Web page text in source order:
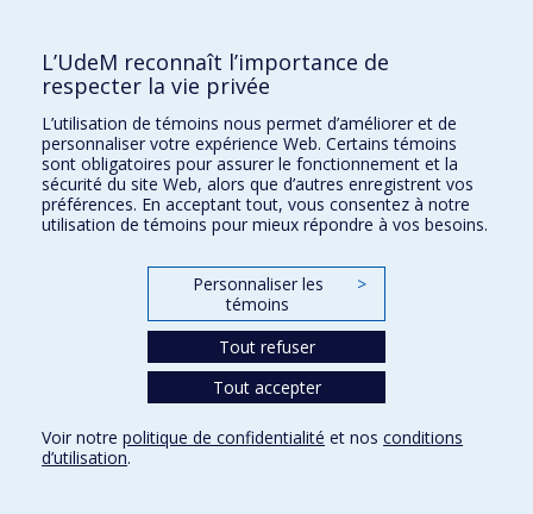
Comment soutenir le Département?
BESOIN D'AIDE?
Plan du site
Signaler une erreur
Accessibilité
FACULTÉ DES ARTS ET DES SCIENCES
Nos départements et écoles
Conditions d’utilisation
L’UdeM reconnaît l’importance de
respecter la vie privée
L’utilisation de témoins nous permet d’améliorer et de
personnaliser votre expérience Web. Certains témoins
sont obligatoires pour assurer le fonctionnement et la
sécurité du site Web, alors que d’autres enregistrent vos
préférences. En acceptant tout, vous consentez à notre
utilisation de témoins pour mieux répondre à vos besoins.
Personnaliser les
témoins
>
Tout refuser
Tout accepter
Voir notre politique de confidentialité et nos conditions
d’utilisation.